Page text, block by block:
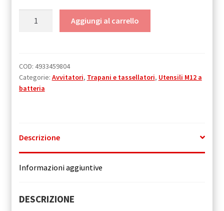
compatto
con
percussione
Aggiungi al carrello
COD: 4933459804
Categorie: Avvitatori, Trapani e tassellatori, Utensili M12 a
batteria
Descrizione
Informazioni aggiuntive
DESCRIZIONE